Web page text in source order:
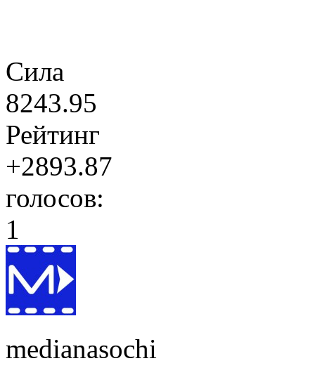
Сила
8243.95
Рейтинг
+2893.87
голосов:
1
medianasochi